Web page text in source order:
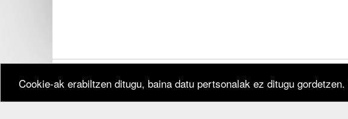
Cookie-ak erabiltzen ditugu, baina datu pertsonalak ez ditugu gordetzen.